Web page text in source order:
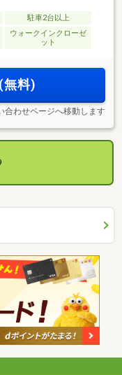
駐車2台以上
ウォークインクローゼ
ット
無料)
合わせページへ移動します